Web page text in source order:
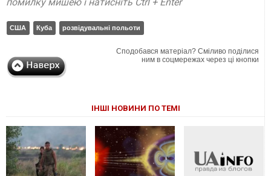
США Куба розвідувальні польоти
Сподобався матеріал? Сміливо поділися
ним в соцмережах через ці кнопки
ІНШІ НОВИНИ ПО ТЕМІ